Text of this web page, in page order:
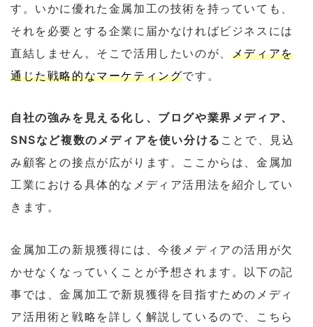
す。いかに優れた金属加工の技術を持っていても、
それを必要とする企業に届かなければビジネスには
直結しません。そこで活用したいのが、 メディアを
通じた戦略的なマーケティングです。
自社の強みを見える化し、ブログや業界メディア、
SNSなど複数のメディアを使い分ける ことで、見込
み顧客との接点が広がります。ここからは、金属加
工業における具体的なメディア活用法を紹介してい
きます。
金属加工の新規獲得には、今後メディアの活用が欠
かせなくなっていくことが予想されます。以下の記
事では、金属加工で新規獲得を目指すためのメディ
ア活用術と戦略を詳しく解説しているので、こちら